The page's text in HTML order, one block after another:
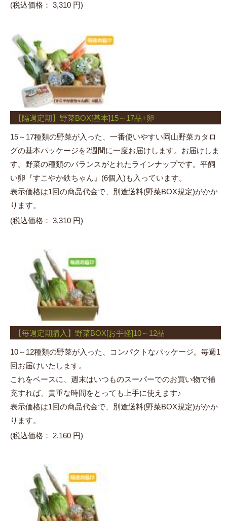
(税込価格： 3,310 円)
【隔週定期】野菜BOX[基本]15～17品+卵
15～17種類の野菜が入った、一番使いやすい岡山野菜カタロ
グの基本パッケージを2週間に一度お届けします。お届けしま
す。野菜の種類のバランスがとれたラインナップです。平飼
い卵『すこやか鉄ちゃん』(6個入)も入っています。
表示価格は1回の商品代金で、別途送料(野菜BOX規定)がかか
ります。
(税込価格： 3,310 円)
【毎週定期購入】野菜BOX[お手軽]10～12品
10～12種類の野菜が入った、コンパクトなパッケージ。毎週1
回お届けいたします。
これをベースに、週末はいつものスーパーでのお買い物で補
充すれば、貴重な時間をとっても上手に使えます♪
表示価格は1回の商品代金で、別途送料(野菜BOX規定)がかか
ります。
(税込価格：
2,160 円)